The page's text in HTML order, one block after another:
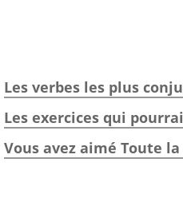
Les verbes les plus
Les exercices qui
Vous avez aimé Toute